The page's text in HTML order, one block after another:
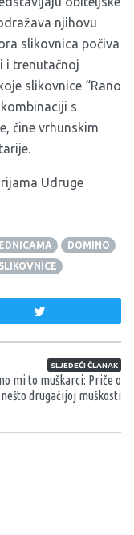
njihovu
slikovnica počiva
i trenutačnoj
slikovnice “Rano
s
čine vrhunskim
Udruge
DOMINO
SLIKOVNICE
SLJEDEĆI ČLANAK
mi to muškarci: Priče o
nešto drugačijoj muškosti